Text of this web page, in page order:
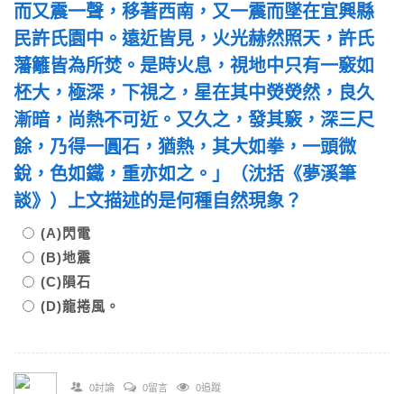
而又震一聲，移著西南，又一震而墜在宜興縣
民許氏園中。遠近皆見，火光赫然照天，許氏
藩籬皆為所焚。是時火息，視地中只有一竅如
柸大，極深，下視之，星在其中熒熒然，良久
漸暗，尚熱不可近。又久之，發其竅，深三尺
餘，乃得一圓石，猶熱，其大如拳，一頭微
銳，色如鐵，重亦如之。」（沈括《夢溪筆
談》）上文描述的是何種自然現象？
(A)閃電
(B)地震
(C)隕石
(D)龍捲風。
0討論 0留言 0追蹤